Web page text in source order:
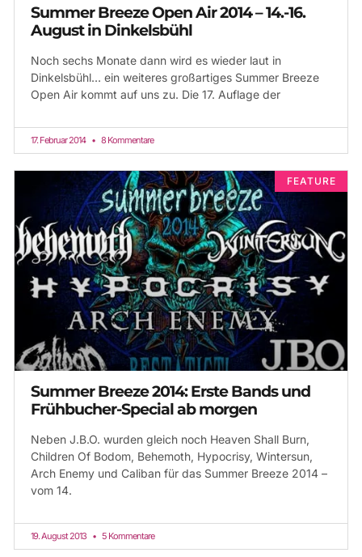
Summer Breeze Open Air 2014 – 14.-16.
August in Dinkelsbühl
Noch sechs Monate dann wird es wieder laut in
Dinkelsbühl… ein weiteres großartiges Summer Breeze
Open Air kommt auf uns zu. Die 17. Auflage der
17. Februar 2014 8 Kommentare
FEATURE
Summer Breeze 2014: Erste Bands und
Frühbucher-Special ab morgen
Neben J.B.O. wurden gleich noch Heaven Shall Burn,
Children Of Bodom, Behemoth, Hypocrisy, Wintersun,
Arch Enemy und Caliban für das Summer Breeze 2014 –
vom 14.
19. August 2013 5 Kommentare